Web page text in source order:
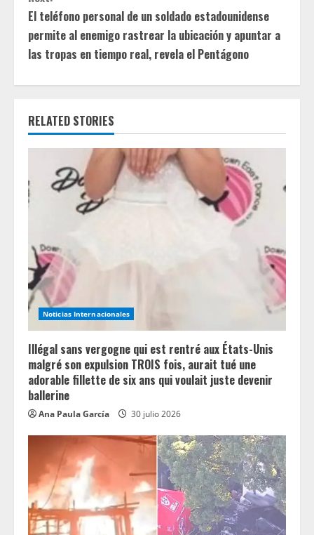
i
n
u
e
R
e
a
d
i
n
g
El teléfono personal de un soldado estadounidense
permite al enemigo rastrear la ubicación y apuntar a
las tropas en tiempo real, revela el Pentágono
RELATED STORIES
Noticias Internacionales
Illégal sans vergogne qui est rentré aux États-Unis
malgré son expulsion TROIS fois, aurait tué une
adorable fillette de six ans qui voulait juste devenir
ballerine
Ana Paula García 30 julio 2026